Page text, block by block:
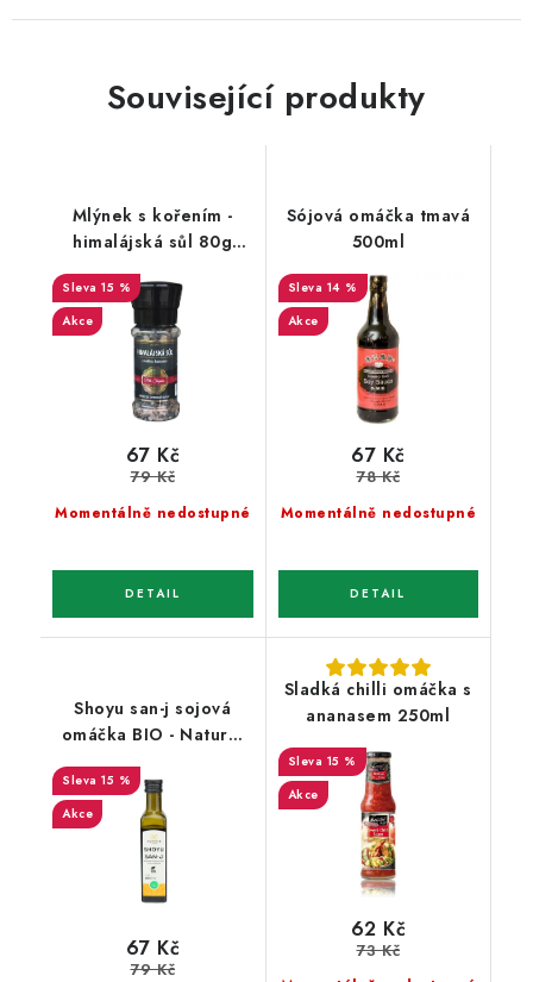
Související produkty
Mlýnek s kořením -
himalájská sůl 80g
Kulinář
15 %
Akce
Momentálně nedostupné
67 Kč
79 Kč
Sójová omáčka tmavá
500ml
14 %
Akce
Momentálně nedostupné
67 Kč
78 Kč
Shoyu san-j sojová
omáčka BIO - Natural
15 %
Akce
67 Kč
79 Kč
Sladká chilli omáčka s
ananasem 250ml
15 %
Akce
62 Kč
73 Kč